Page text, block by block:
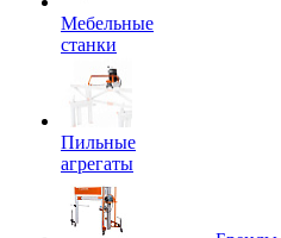
Мебельные
станки
Пильные
агрегаты